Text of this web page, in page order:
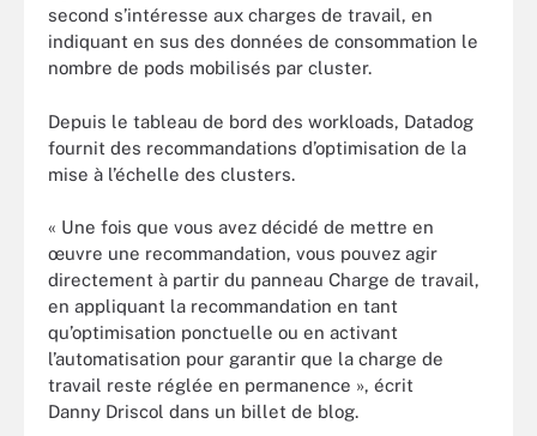
second s’intéresse aux charges de travail, en
indiquant en sus des données de consommation le
nombre de pods mobilisés par cluster.
Depuis le tableau de bord des workloads, Datadog
fournit des recommandations d’optimisation de la
mise à l’échelle des clusters.
« Une fois que vous avez décidé de mettre en
œuvre une recommandation, vous pouvez agir
directement à partir du panneau Charge de travail,
en appliquant la recommandation en tant
qu’optimisation ponctuelle ou en activant
l’automatisation pour garantir que la charge de
travail reste réglée en permanence », écrit
Danny Driscol dans un billet de blog.